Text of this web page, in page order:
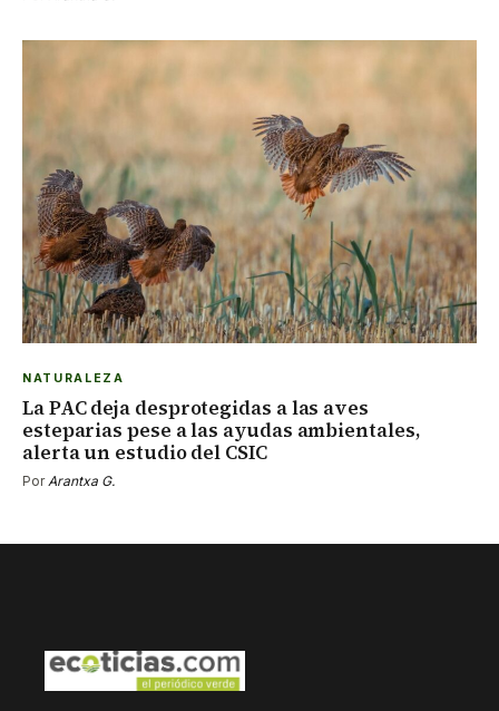
NATURALEZA
La PAC deja desprotegidas a las aves
esteparias pese a las ayudas ambientales,
alerta un estudio del CSIC
PorArantxa G.